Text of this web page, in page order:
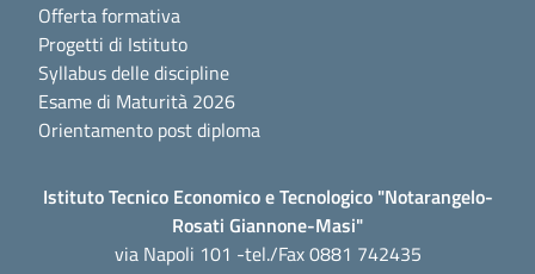
Offerta formativa
Progetti di Istituto
Syllabus delle discipline
Esame di Maturità 2026
Orientamento post diploma
Istituto Tecnico Economico e Tecnologico "Notarangelo-
Rosati Giannone-Masi"
via Napoli 101 -tel./Fax 0881 742435